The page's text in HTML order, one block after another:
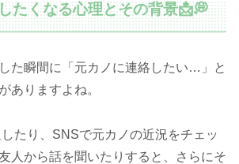
たくなる心理とその背景📩💭
た瞬間に「元カノに連絡したい…」と
ありますよね。
たり、SNSで元カノの近況をチェッ
人から話を聞いたりすると、さらにそ